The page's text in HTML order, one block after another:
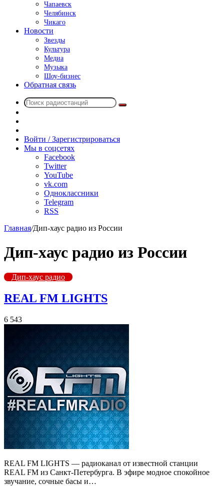
Чапаевск
Челябинск
Чикаго
Новости
Звезды
Культура
Медиа
Музыка
Шоу-бизнес
Обратная связь
Поиск
радио
Войти / Зарегистрироваться
Мы в соцсетях
Facebook
Twitter
YouTube
vk.com
Одноклассники
Telegram
RSS
Главная/Дип-хаус радио из России
Дип-хаус радио из России
Дип-хаус радио
REAL FM LIGHTS
6 543
REAL FM LIGHTS — радиоканал от известной станции
REAL FM из Санкт-Петербурга. В эфире модное спокойное
звучание, сочные басы и…